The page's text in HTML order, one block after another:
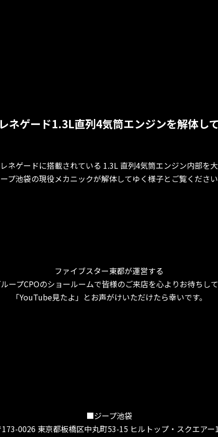
ネゲード1.3L直列4気筒エンジンを解体し
ネゲードに搭載されている 1.3L 直列4気筒エンジン内部を大
プ池袋の現役メカニックが解体してゆく様子とご覧ください
ファイブスター東都が運営する
ープCPOのショールームで皆様のご来店を心よりお待ちして
「YouTube見たよ」とお声がけいただけたら幸いです。
■ジープ池袋
0026 東京都板橋区中丸町53-15 ヒルトップ・スクエアー